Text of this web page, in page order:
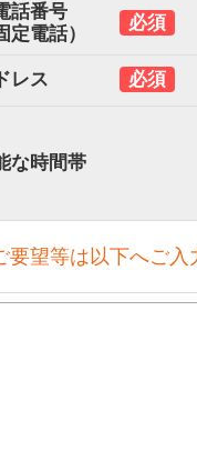
話番号
定電話）
必須
レス 必須
な時間帯
要望等は以下へご入